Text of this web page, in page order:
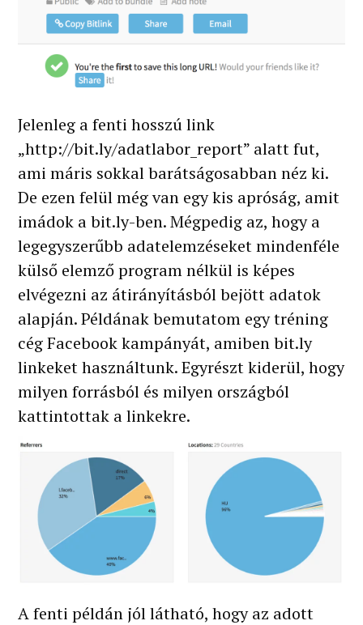
Jelenleg a fenti hosszú link
„http://bit.ly/adatlabor_report” alatt fut,
ami máris sokkal barátságosabban néz ki.
De ezen felül még van egy kis apróság, amit
imádok a bit.ly-ben. Mégpedig az, hogy a
legegyszerűbb adatelemzéseket mindenféle
külső elemző program nélkül is képes
elvégezni az átirányításból bejött adatok
alapján. Példának bemutatom egy tréning
cég Facebook kampányát, amiben bit.ly
linkeket használtunk. Egyrészt kiderül, hogy
milyen forrásból és milyen országból
kattintottak a linkekre.
A fenti példán jól látható, hogy az adott